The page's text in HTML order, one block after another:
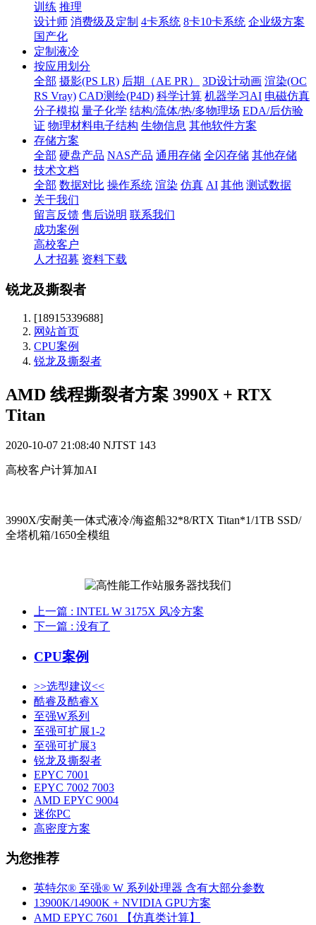
训练 推理
设计师 消费级及定制 4卡系统 8卡10卡系统 企业级方案
国产化
定制液冷
按应用划分
全部 摄影(PS LR) 后期（AE PR） 3D设计动画 渲染(OC
RS Vray) CAD测绘(P4D) 科学计算 机器学习AI 电磁仿真
分子模拟 量子化学 结构/流体/热/多物理场 EDA/后仿验
证 物理材料电子结构 生物信息 其他软件方案
存储方案
全部 硬盘产品 NAS产品 通用存储 全闪存储 其他存储
技术文档
全部 数据对比 操作系统 渲染 仿真 AI 其他 测试数据
关于我们
留言反馈 售后说明 联系我们
成功案例
高校客户
人才招募 资料下载
锐龙及撕裂者
[18915339688]
网站首页
CPU案例
锐龙及撕裂者
AMD 线程撕裂者方案 3990X + RTX
Titan
2020-10-07 21:08:40 NJTST 143
高校客户计算加AI
3990X/安耐美一体式液冷/海盗船32*8/RTX Titan*1/1TB SSD/
全塔机箱/1650全模组
上一篇 : INTEL W 3175X 风冷方案
下一篇 : 没有了
CPU案例
>>选型建议<<
酷睿及酷睿X
至强W系列
至强可扩展1-2
至强可扩展3
锐龙及撕裂者
EPYC 7001
EPYC 7002 7003
AMD EPYC 9004
迷你PC
高密度方案
为您推荐
英特尔® 至强® W 系列处理器 含有大部分参数
13900K/14900K + NVIDIA GPU方案
AMD EPYC 7601 【仿真类计算】